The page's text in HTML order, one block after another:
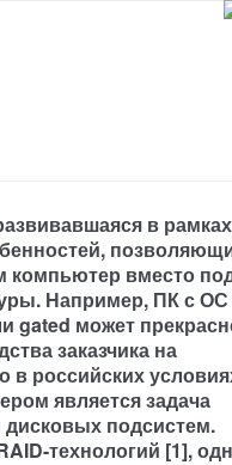
в рамках
компьютер вместо
Например, ПК с ОС
gated может
заказчика на
в российских
является задача
подсистем.
технологий [1],